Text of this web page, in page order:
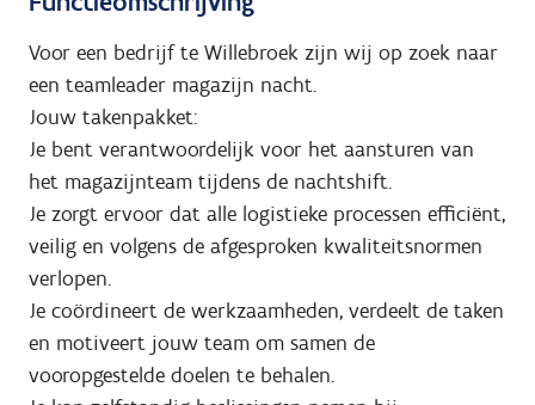
Voor een bedrijf te Willebroek zijn wij op zoek naar
een teamleader magazijn nacht.
Jouw takenpakket:
Je bent verantwoordelijk voor het aansturen van
het magazijnteam tijdens de nachtshift.
Je zorgt ervoor dat alle logistieke processen efficiënt,
veilig en volgens de afgesproken kwaliteitsnormen
verlopen.
Je coördineert de werkzaamheden, verdeelt de taken
en motiveert jouw team om samen de
vooropgestelde doelen te behalen.